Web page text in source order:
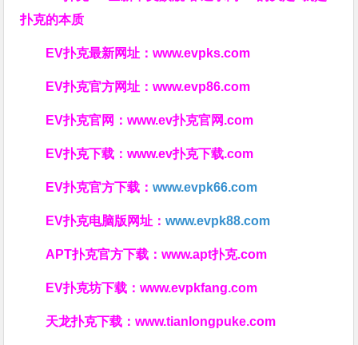
扑克的本质
EV扑克最新网址：www.evpks.com
EV扑克官方网址：www.evp86.com
EV扑克官网：www.ev扑克官网.com
EV扑克下载：www.ev扑克下载.com
EV扑克官方下载：www.evpk66.com
EV扑克电脑版网址：www.evpk88.com
APT扑克官方下载：www.apt扑克.com
EV扑克坊下载：www.evpkfang.com
天龙扑克下载：www.tianlongpuke.com